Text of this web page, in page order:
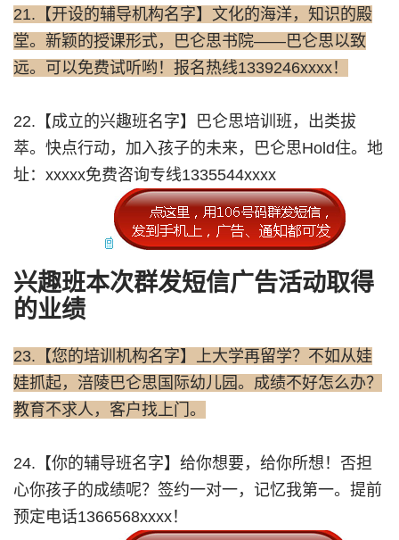
21.【开设的辅导机构名字】文化的海洋，知识的殿
堂。新颖的授课形式，巴仑思书院——巴仑思以致
远。可以免费试听哟！报名热线1339246xxxx！
22.【成立的兴趣班名字】巴仑思培训班，出类拔
萃。快点行动，加入孩子的未来，巴仑思Hold住。地
址：xxxxx免费咨询专线1335544xxxx
兴趣班本次群发短信广告活动取得
的业绩
23.【您的培训机构名字】上大学再留学？不如从娃
娃抓起，涪陵巴仑思国际幼儿园。成绩不好怎么办？
教育不求人，客户找上门。
24.【你的辅导班名字】给你想要，给你所想！否担
心你孩子的成绩呢？签约一对一，记忆我第一。提前
预定电话1366568xxxx！